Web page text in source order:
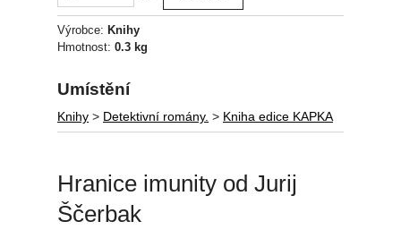
Výrobce: Knihy
Hmotnost: 0.3 kg
Umístění
Knihy > Detektivní romány. > Kniha edice KAPKA
Hranice imunity od Jurij
Ščerbak